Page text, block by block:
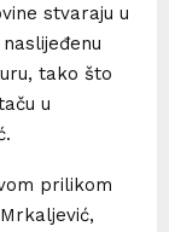
stvaraju u
tako što
u
prilikom